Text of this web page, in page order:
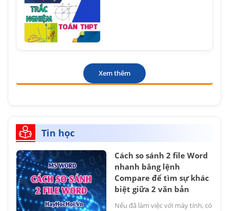
Xem thêm
Tin học
Cách so sánh 2 file Word
nhanh bằng lệnh
Compare để tìm sự khác
biệt giữa 2 văn bản
Nếu đã làm việc với máy tính, có